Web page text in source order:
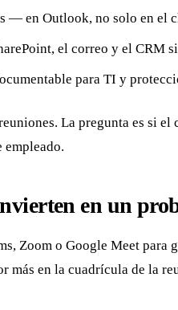
— en Outlook, no solo en el
el correo y el CRM
para TI y
La pregunta es si
empleado.
en un
Zoom o Google Meet
en la cuadrícula de la